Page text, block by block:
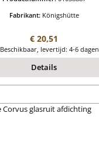
Fabrikant: Königshütte
Normale prijs:
€ 20,51
Beschikbaar, levertijd: 4-6 dagen
Details